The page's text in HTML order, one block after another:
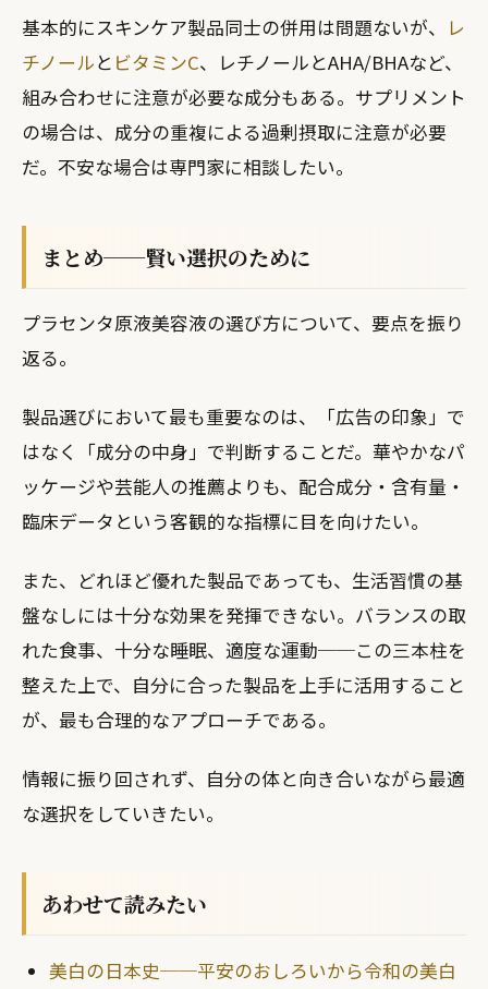
基本的にスキンケア製品同士の併用は問題ないが、
レ
チノールと ビタミンC、レチノールとAHA/BHAなど、
組み合わせに注意が必要な成分もある。サプリメント
の場合は、成分の重複による過剰摂取に注意が必要
だ。不安な場合は専門家に相談したい。
まとめ──賢い選択のために
プラセンタ原液美容液の選び方について、要点を振り
返る。
製品選びにおいて最も重要なのは、「広告の印象」で
はなく「成分の中身」で判断することだ。華やかなパ
ッケージや芸能人の推薦よりも、配合成分・含有量・
臨床データという客観的な指標に目を向けたい。
また、どれほど優れた製品であっても、生活習慣の基
盤なしには十分な効果を発揮できない。バランスの取
れた食事、十分な睡眠、適度な運動──この三本柱を
整えた上で、自分に合った製品を上手に活用すること
が、最も合理的なアプローチである。
情報に振り回されず、自分の体と向き合いながら最適
な選択をしていきたい。
あわせて読みたい
美白の日本史──平安のおしろいから令和の美白